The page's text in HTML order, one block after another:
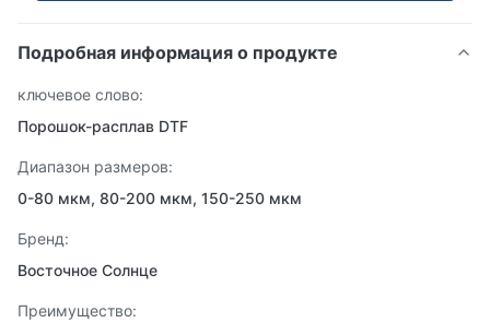
Подробная информация о продукте
ключевое слово:
Порошок-расплав DTF
Диапазон размеров:
0-80 мкм, 80-200 мкм, 150-250 мкм
Бренд:
Восточное Солнце
Преимущество: